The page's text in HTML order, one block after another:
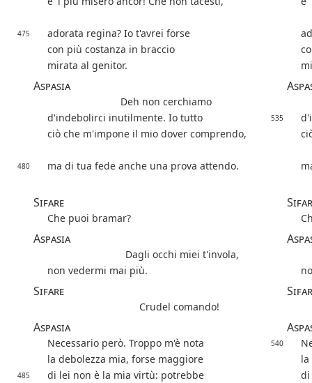
475 adorata regina? Io t'avrei forse
con più costanza in braccio
mirata al genitor.
Aspasia
Deh non cerchiamo
d'indebolirci inutilmente. Io tutto
535
ciò che m'impone il mio dover comprendo,
480 ma di tua fede anche una prova attendo.
Sifare
Che puoi bramar?
Aspasia
Dagli occhi miei t'invola,
non vedermi mai più.
Sifare
Crudel comando!
Aspasia
Necessario però. Troppo m'è nota 540
la debolezza mia, forse maggiore
la
485 di lei non è la mia virtù: potrebbe
di